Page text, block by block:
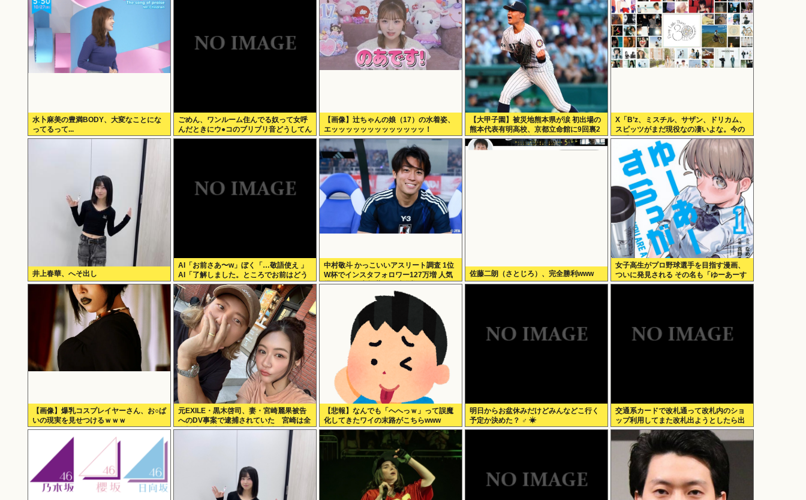
水卜麻美の豊満BODY、大変なことにな
ってるって...
ごめん、ワンルーム住んでる奴って女呼
んだときにウ●コのブリブリ音どうしてん
の？？
【画像】辻ちゃんの娘（17）の水着姿、
エッッッッッッッッッッッッッ！
【大甲子園】被災地熊本県が涙 初出場の
熊本代表有明高校、京都立命館に9回裏2
アウトから逆転勝利
X「B’z、ミスチル、サザン、ドリカム、
スピッツがまだ現役なの凄いよな。今の
歌手が30年後にやれてるだろうか？」
井上春華、へそ出し
AI「お前さあ〜w」ぼく「…敬語使え 」
AI「了解しました。ところでお前はどう
思いますか？」 これ
中村敬斗 かっこいいアスリート調査 1位
W杯でインスタフォロワー127万増 人気
爆発 …2位 高橋藍 3位 大谷翔平
佐藤二朗（さとじろ）、完全勝利www
女子高生がプロ野球選手を目指す漫画、
ついに発見される その名も「ゆーあーす
らっがー」
【画像】爆乳コスプレイヤーさん、お○ぱ
いの現実を見せつけるｗｗｗ
元EXILE・黒木啓司、妻・宮崎麗果被告
へのDV事案で逮捕されていた 宮崎は全
身打撲、頭部裂傷及び打撲の怪我
【悲報】なんでも「へへっｗ」って誤魔
化してきたワイの末路がこちらwww
明日からお盆休みだけどみんなどこ行く
予定か決めた？ ‍♂ ☀
交通系カードで改札通って改札内のショ
ップ利用してまた改札出ようとしたら出
られなくてワロタ